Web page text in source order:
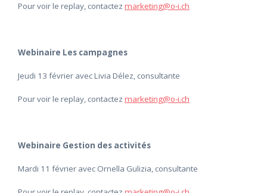
Pour voir le replay, contactez marketing@o-i.ch
Webinaire Les campagnes
Jeudi 13 février avec Livia Délez, consultante
Pour voir le replay, contactez marketing@o-i.ch
Webinaire Gestion des activités
Mardi 11 février avec Ornella Gulizia, consultante